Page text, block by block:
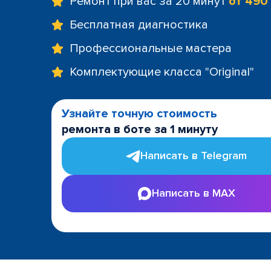
Бесплатная диагностика
Профессиональные мастера
Комплектующие класса "Original"
Узнайте точную стоимость
ремонта в боте за 1 минуту
Написать в Telegram
Написать в MAX